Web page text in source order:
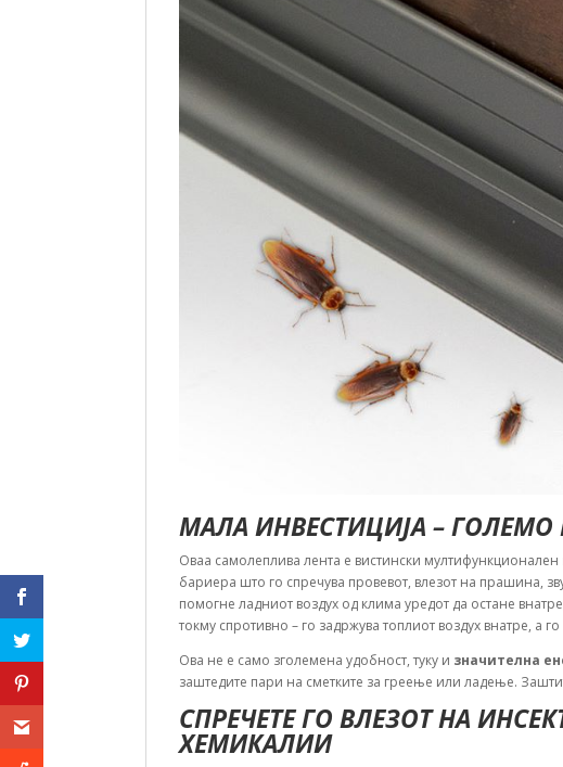
МАЛА ИНВЕСТИЦИЈА –
Оваа самолеплива лента е вистински мултифункционален
бариера што го спречува провевот, влезот на прашина,
помогне ладниот воздух од клима уредот да остане
токму спротивно – го задржува топлиот воздух внатре, а
Ова не е само зголемена удобност, туку и значителна
заштедите пари на сметките за греење или ладење.
СПРЕЧЕТЕ ГО ВЛЕЗОТ НА
ХЕМИКАЛИИ